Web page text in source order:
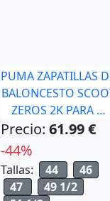
PUMA ZAPATILLAS
BALONCESTO
ZEROS 2K PARA …
Precio: 61.99 €
-44%
Tallas: 44
46
47
49 1/2